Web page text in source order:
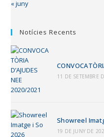
« juny
Notícies Recents
11 DE SETEMBRE
Showreel
19 DE JUNY DE